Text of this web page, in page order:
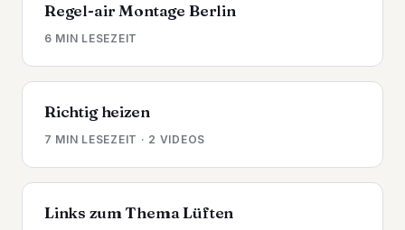
Regel-air Montage Berlin
6 MIN LESEZEIT
Richtig heizen
7 MIN LESEZEIT · 2 VIDEOS
Links zum Thema Lüften